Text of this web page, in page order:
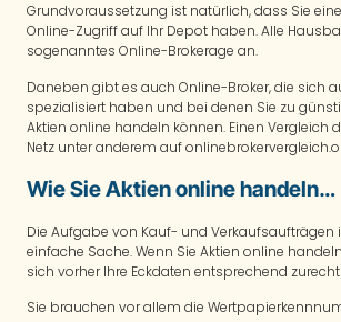
Grundvoraussetzung ist natürlich, dass Sie
Online-Zugriff auf Ihr Depot haben. Alle
sogenanntes Online-Brokerage an.
Daneben gibt es auch Online-Broker, die sich
spezialisiert haben und bei denen Sie zu
Aktien online handeln können. Einen Vergleich
Netz unter anderem auf
Wie Sie Aktien online handeln…
Die Aufgabe von Kauf- und Verkaufsaufträgen
einfache Sache. Wenn Sie Aktien online
sich vorher Ihre Eckdaten entsprechend
Sie brauchen vor allem die